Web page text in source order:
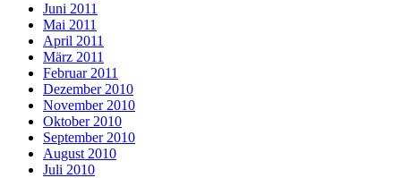
Juni 2011
Mai 2011
April 2011
März 2011
Februar 2011
Dezember 2010
November 2010
Oktober 2010
September 2010
August 2010
Juli 2010